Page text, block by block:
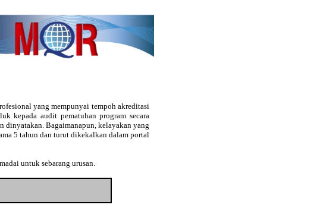
yang mempunyai tempoh akreditasi
kepada audit pematuhan program secara
dinyatakan. Bagaimanapun, kelayakan yang
5 tahun dan turut dikekalkan dalam portal
untuk sebarang urusan.